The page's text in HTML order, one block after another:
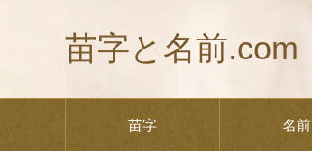
苗字と名前.com
苗字 名前